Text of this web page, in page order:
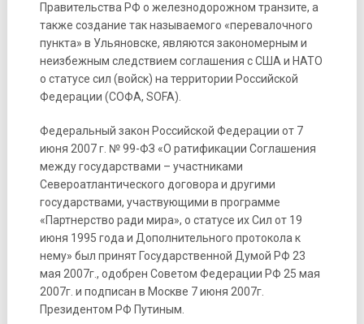
Правительства РФ о железнодорожном транзите, а
также создание так называемого «перевалочного
пункта» в Ульяновске, являются закономерным и
неизбежным следствием соглашения с США и НАТО
о статусе сил (войск) на территории Российской
Федерации (СОФА, SOFA).
Федеральный закон Российской Федерации от 7
июня 2007 г. № 99-ФЗ «О ратификации Соглашения
между государствами – участниками
Североатлантического договора и другими
государствами, участвующими в программе
«Партнерство ради мира», о статусе их Сил от 19
июня 1995 года и Дополнительного протокола к
нему» был принят Государственной Думой РФ 23
мая 2007г., одобрен Советом Федерации РФ 25 мая
2007г. и подписан в Москве 7 июня 2007г.
Президентом РФ Путиным.